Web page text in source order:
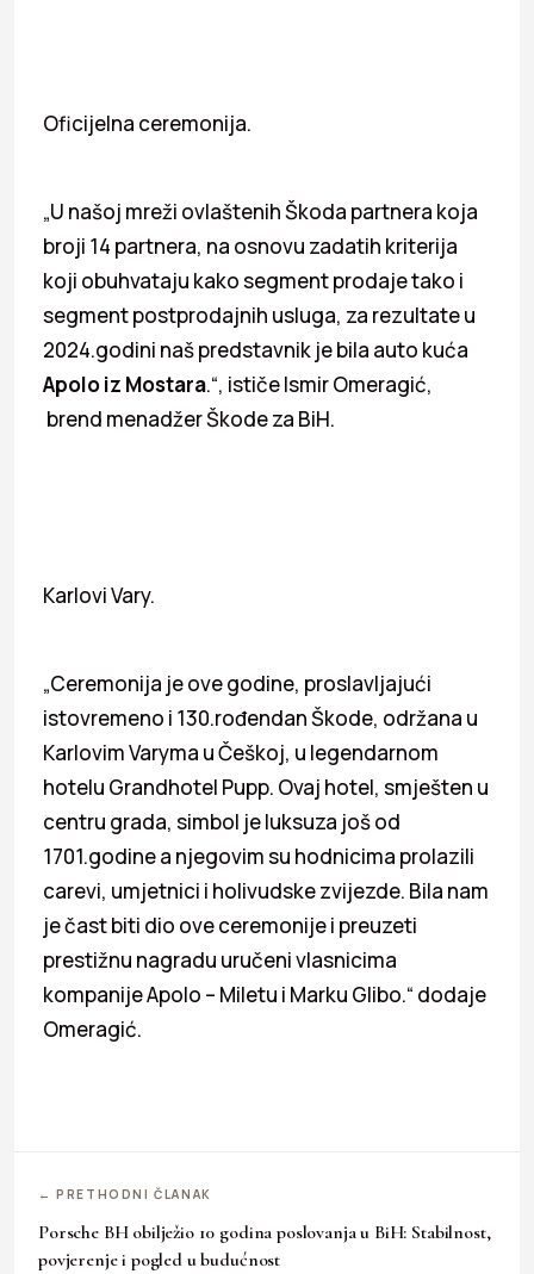
Oficijelna ceremonija.
„U našoj mreži ovlaštenih Škoda partnera koja
broji 14 partnera, na osnovu zadatih kriterija
koji obuhvataju kako segment prodaje tako i
segment postprodajnih usluga, za rezultate u
2024.godini naš predstavnik je bila auto kuća
Apolo iz Mostara.“, ističe Ismir Omeragić,
brend menadžer Škode za BiH.
Karlovi Vary.
„Ceremonija je ove godine, proslavljajući
istovremeno i 130.rođendan Škode, održana u
Karlovim Varyma u Češkoj, u legendarnom
hotelu Grandhotel Pupp. Ovaj hotel, smješten u
centru grada, simbol je luksuza još od
1701.godine a njegovim su hodnicima prolazili
carevi, umjetnici i holivudske zvijezde. Bila nam
je čast biti dio ove ceremonije i preuzeti
prestižnu nagradu uručeni vlasnicima
kompanije Apolo – Miletu i Marku Glibo.“ dodaje
Omeragić.
← PRETHODNI ČLANAK
Porsche BH obilježio 10 godina poslovanja u BiH: Stabilnost,
povjerenje i pogled u budućnost